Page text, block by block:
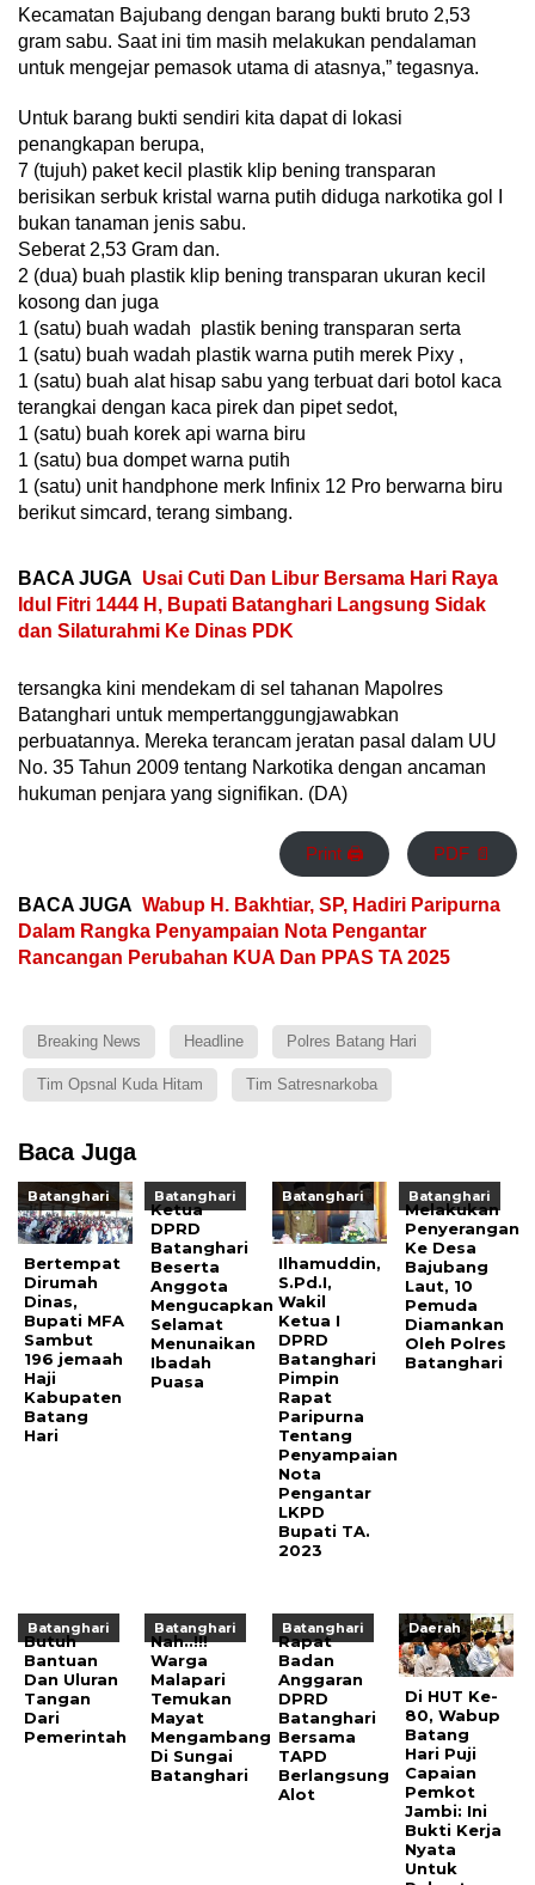
Kecamatan Bajubang dengan barang bukti bruto 2,53
gram sabu. Saat ini tim masih melakukan pendalaman
untuk mengejar pemasok utama di atasnya,” tegasnya.
Untuk barang bukti sendiri kita dapat di lokasi
penangkapan berupa,
7 (tujuh) paket kecil plastik klip bening transparan
berisikan serbuk kristal warna putih diduga narkotika gol I
bukan tanaman jenis sabu.
Seberat 2,53 Gram dan.
2 (dua) buah plastik klip bening transparan ukuran kecil
kosong dan juga
1 (satu) buah wadah plastik bening transparan serta
1 (satu) buah wadah plastik warna putih merek Pixy ,
1 (satu) buah alat hisap sabu yang terbuat dari botol kaca
terangkai dengan kaca pirek dan pipet sedot,
1 (satu) buah korek api warna biru
1 (satu) bua dompet warna putih
1 (satu) unit handphone merk Infinix 12 Pro berwarna biru
berikut simcard, terang simbang.
BACA JUGA Usai Cuti Dan Libur Bersama Hari Raya
Idul Fitri 1444 H, Bupati Batanghari Langsung Sidak
dan Silaturahmi Ke Dinas PDK
tersangka kini mendekam di sel tahanan Mapolres
Batanghari untuk mempertanggungjawabkan
perbuatannya. Mereka terancam jeratan pasal dalam UU
No. 35 Tahun 2009 tentang Narkotika dengan ancaman
hukuman penjara yang signifikan. (DA)
Print 🖨 PDF 📄
BACA JUGA Wabup H. Bakhtiar, SP, Hadiri Paripurna
Dalam Rangka Penyampaian Nota Pengantar
Rancangan Perubahan KUA Dan PPAS TA 2025
Breaking News Headline Polres Batang Hari
Tim Opsnal Kuda Hitam Tim Satresnarkoba
Baca Juga
Batanghari
Bertempat
Dirumah
Dinas,
Bupati MFA
Sambut
196 jemaah
Haji
Kabupaten
Batang
Hari
Batanghari
Ketua
DPRD
Batanghari
Beserta
Anggota
Mengucapkan
Selamat
Menunaikan
Ibadah
Puasa
Batanghari
Ilhamuddin,
S.Pd.I,
Wakil
Ketua I
DPRD
Batanghari
Pimpin
Rapat
Paripurna
Tentang
Penyampaian
Nota
Pengantar
LKPD
Bupati TA.
2023
Batanghari
Melakukan
Penyerangan
Ke Desa
Bajubang
Laut, 10
Pemuda
Diamankan
Oleh Polres
Batanghari
Batanghari
Butuh
Bantuan
Dan Uluran
Tangan
Dari
Pemerintah
Batanghari
Nah..!!!
Warga
Malapari
Temukan
Mayat
Mengambang
Di Sungai
Batanghari
Batanghari
Rapat
Badan
Anggaran
DPRD
Batanghari
Bersama
TAPD
Berlangsung
Alot
Daerah
Di HUT Ke-
80, Wabup
Batang
Hari Puji
Capaian
Pemkot
Jambi: Ini
Bukti Kerja
Nyata
Untuk